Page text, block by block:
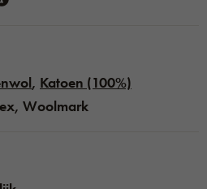
cm, 55 x 35 x 18 cm
, Katoen (100%)
Woolmark